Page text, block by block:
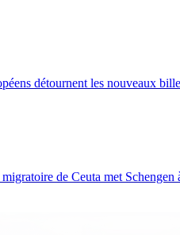
détournent les nouveaux
de Ceuta met Schengen